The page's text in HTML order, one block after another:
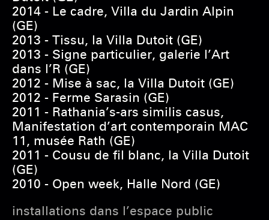
2014 - Le cadre, Villa du Jardin Alpin
(GE)
2013 - Tissu, la Villa Dutoit (GE)
2013 - Signe particulier, galerie l’Art
dans l’R (GE)
2012 - Mise à sac, la Villa Dutoit (GE)
2012 - Ferme Sarasin (GE)
2011 - Rathania’s-ars similis casus,
Manifestation d’art contemporain MAC
11, musée Rath (GE)
2011 - Cousu de fil blanc, la Villa Dutoit
(GE)
2010 - Open week, Halle Nord (GE)
installations dans l’espace public